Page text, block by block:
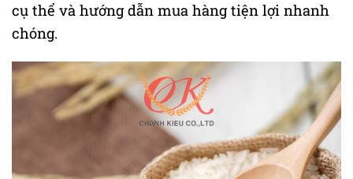
cụ thể và hướng dẫn mua hàng tiện lợi nhanh
chóng.